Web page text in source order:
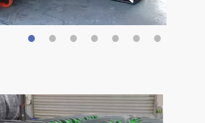
14'
350
16'
400